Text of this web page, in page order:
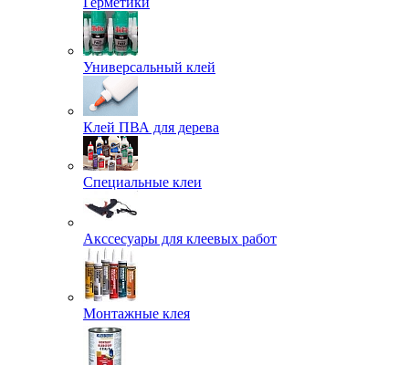
Универсальный клей
Клей ПВА для дерева
Специальные клеи
Акссесуары для клеевых работ
Монтажные клея